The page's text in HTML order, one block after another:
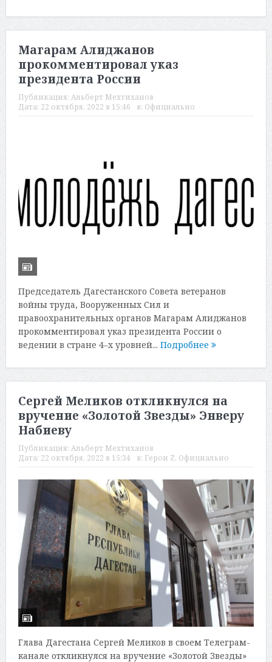
Магарам Алиджанов
прокомментировал указ
президента России
Публикация: Альберт Мехтиханов
Дата: 22 октября, 2022 в 15:46 в: Официально
Председатель Дагестанского Совета ветеранов
войны труда, Вооруженных Сил и
правоохранительных органов Магарам Алиджанов
прокомментировал указ президента России о
ведении в стране 4–х уровней... Подробнее
Сергей Меликов откликнулся на
вручение «Золотой Звезды» Энверу
Набиеву
Публикация: Альберт Мехтиханов
Дата: 22 октября, 2022 в 15:34 в: Герои Z, Официально
Глава Дагестана Сергей Меликов в своем Телеграм-
канале откликнулся на вручение «Золотой Звезды»